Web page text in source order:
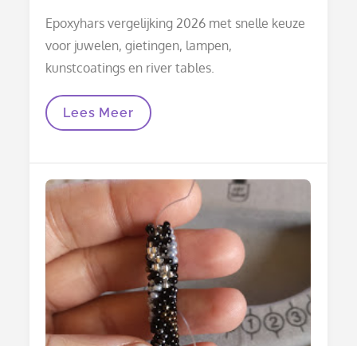
Epoxyhars vergelijking 2026 met snelle keuze
voor juwelen, gietingen, lampen,
kunstcoatings en river tables.
Epoxyhars
Project
Lees Meer